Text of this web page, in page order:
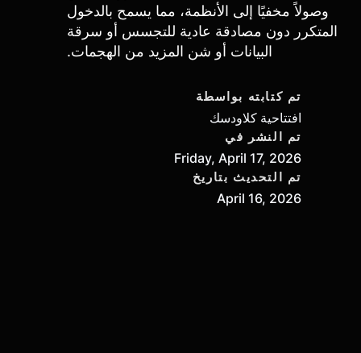
وصولاً مخفيًا إلى الأنظمة، مما يسمح بالدخول
المتكرر دون مصادقة عادية للتجسس أو سرقة
البيانات أو شن المزيد من الهجمات.
تم كتابته بواسطة
افتتاحية كلاودسك
تم النشر في
Friday, April 17, 2026
تم التحديث بتاريخ
April 16, 2026